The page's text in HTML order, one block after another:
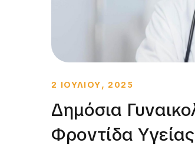
2 ΙΟΥΛΙΟΥ, 2025
Δημόσια
Φροντίδα Υγείας